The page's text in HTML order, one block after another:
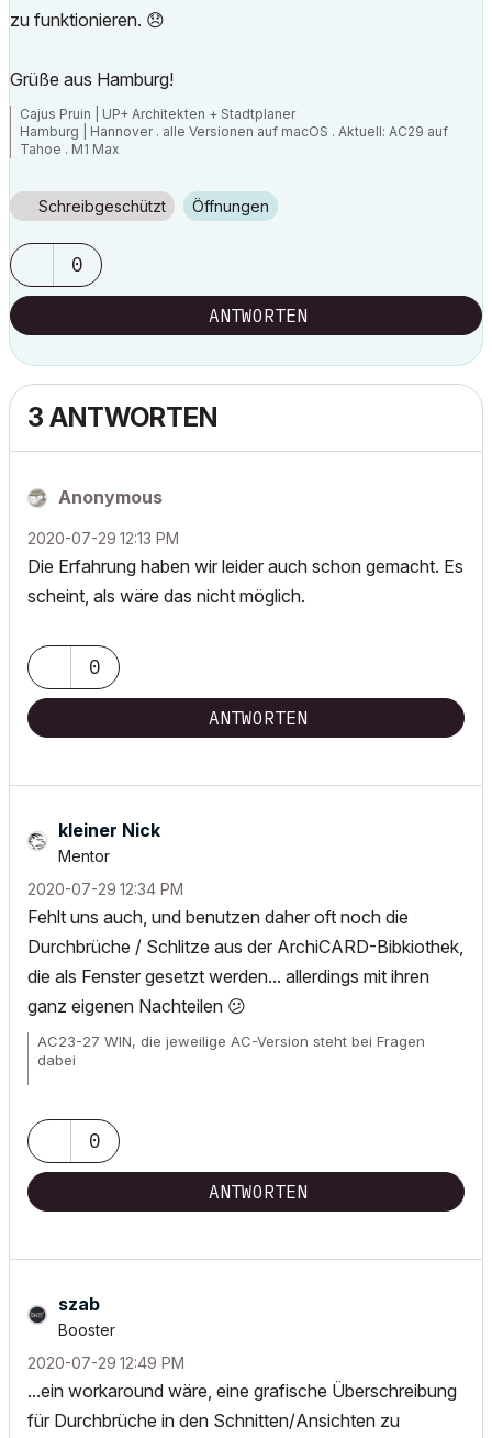
zu funktionieren. 😞
Grüße aus Hamburg!
Cajus Pruin | UP+ Architekten + Stadtplaner
Hamburg | Hannover . alle Versionen auf macOS . Aktuell: AC29 auf
Tahoe . M1 Max
Schreibgeschützt Öffnungen
0
ANTWORTEN
3 ANTWORTEN
Anonymous
‎2020-07-29 12:13 PM
Die Erfahrung haben wir leider auch schon gemacht. Es
scheint, als wäre das nicht möglich.
0
ANTWORTEN
kleiner Nick
Mentor
‎2020-07-29 12:34 PM
Fehlt uns auch, und benutzen daher oft noch die
Durchbrüche / Schlitze aus der ArchiCARD-Bibkiothek,
die als Fenster gesetzt werden... allerdings mit ihren
ganz eigenen Nachteilen 😕
AC23-27 WIN, die jeweilige AC-Version steht bei Fragen
dabei
0
ANTWORTEN
szab
Booster
‎2020-07-29 12:49 PM
...ein workaround wäre, eine grafische Überschreibung
für Durchbrüche in den Schnitten/Ansichten zu